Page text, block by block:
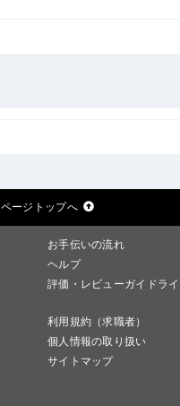
ページトップへ
お手伝いの流れ
ヘルプ
評価・レビューガイドラ
利用規約（求職者）
個人情報の取り扱い
サイトマップ